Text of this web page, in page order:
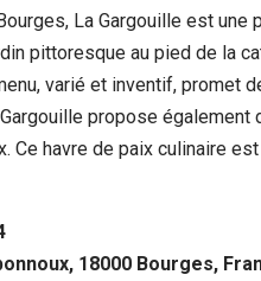
La Gargouille est
pittoresque au pied de la
varié et inventif,
propose
Ce havre de paix culinaire
18000 Bourges,